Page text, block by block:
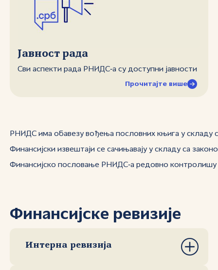
Јавност рада
Сви аспекти рада РНИДС‑а су доступни јавности
Прочитајте више
РНИДС има обавезу вођења пословних књига у складу
Финансијски извештаји се сачињавају у складу са
Финансијско пословање РНИДС‑а редовно контролишу
Финансијске ревизије
Интерна ревизија